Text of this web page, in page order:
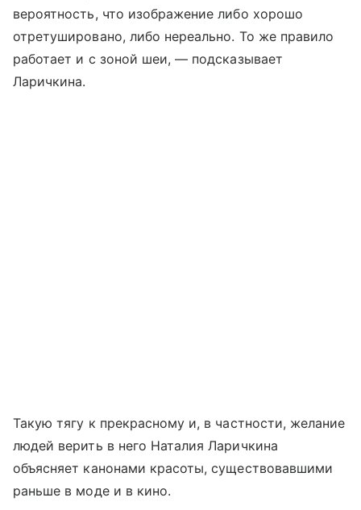
вероятность, что изображение либо хорошо
отретушировано, либо нереально. То же правило
работает и с зоной шеи, — подсказывает
Ларичкина.
Такую тягу к прекрасному и, в частности, желание
людей верить в него Наталия Ларичкина
объясняет канонами красоты, существовавшими
раньше в моде и в кино.